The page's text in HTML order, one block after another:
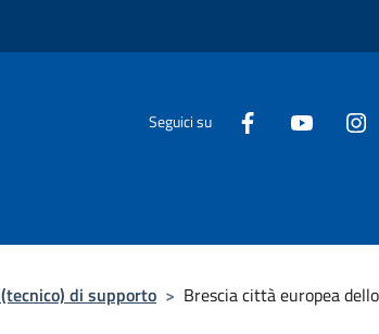
Seguici su
di supporto > Brescia città europea